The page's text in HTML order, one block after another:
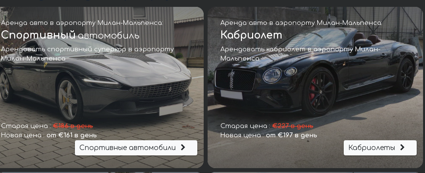
Ленд Ровер Range Rover D350 Autobiography 2022
Аренда авто в аэропорту Милан-Мальпенса:
Спортивныйавтомобиль
Арендовать спортивный суперкар в аэропорту
Милан-Мальпенса
Мерседес-Бенц S-Class S 560 Cabriolet 4Matic AMG
Старая цена :€186 в день
Новая цена :от €161 в день
Спортивные автомобили
Аренда авто в аэропорту Милан-Мальпенса:
Кабриолет
Арендовать кабриолет в аэропорту Милан-
Мальпенса
Старая цена : €227 в день
Новая цена :от €197 в день
Кабриолеты